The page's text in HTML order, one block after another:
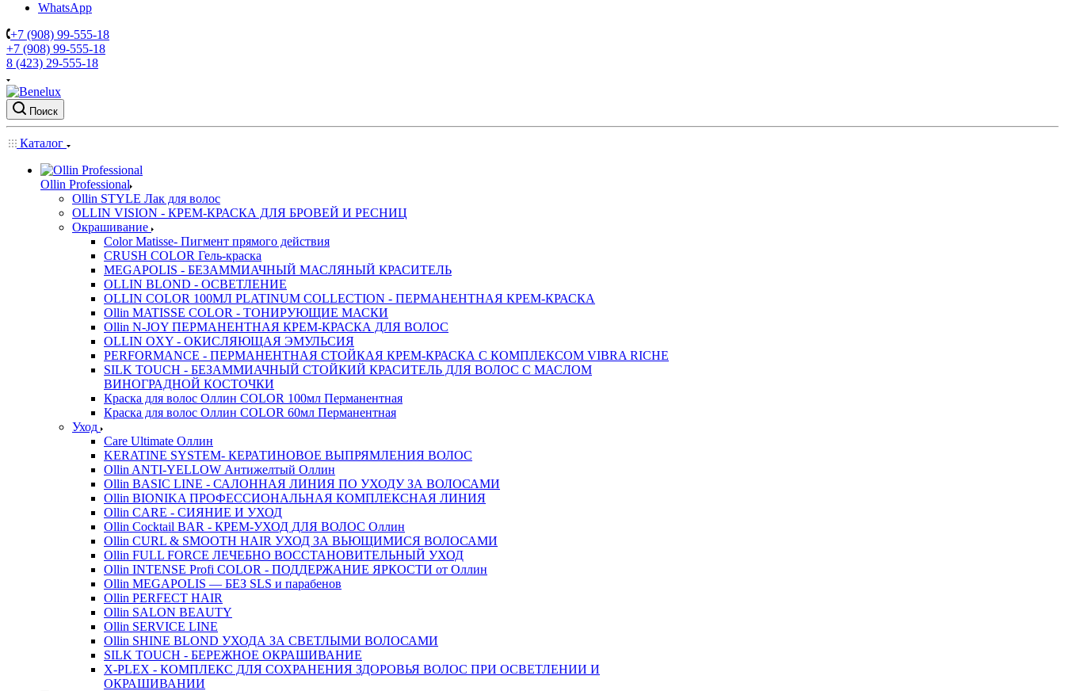
WhatsApp
+7 (908) 99-555-18
+7 (908) 99-555-18
8 (423) 29-555-18
Поиск
Каталог
Ollin Professional
Ollin STYLE Лак для волос
OLLIN VISION - КРЕМ-КРАСКА ДЛЯ БРОВЕЙ И РЕСНИЦ
Окрашивание
Color Matisse- Пигмент прямого действия
CRUSH COLOR Гель-краска
MEGAPOLIS - БЕЗАММИАЧНЫЙ МАСЛЯНЫЙ КРАСИТЕЛЬ
OLLIN BLOND - ОСВЕТЛЕНИЕ
OLLIN COLOR 100МЛ PLATINUM COLLECTION - ПЕРМАНЕНТНАЯ КРЕМ-КРАСКА
Ollin MATISSE COLOR - ТОНИРУЮЩИЕ МАСКИ
Ollin N-JOY ПЕРМАНЕНТНАЯ КРЕМ-КРАСКА ДЛЯ ВОЛОС
OLLIN OXY - ОКИСЛЯЮЩАЯ ЭМУЛЬСИЯ
PERFORMANCE - ПЕРМАНЕНТНАЯ СТОЙКАЯ КРЕМ-КРАСКА С КОМПЛЕКСОМ VIBRA RICHE
SILK TOUCH - БЕЗАММИАЧНЫЙ СТОЙКИЙ КРАСИТЕЛЬ ДЛЯ ВОЛОС С МАСЛОМ
ВИНОГРАДНОЙ КОСТОЧКИ
Краска для волос Оллин COLOR 100мл Перманентная
Краска для волос Оллин COLOR 60мл Перманентная
Уход
Care Ultimate Оллин
KERATINE SYSTEM- КЕРАТИНОВОЕ ВЫПРЯМЛЕНИЯ ВОЛОС
Ollin ANTI-YELLOW Антижелтый Оллин
Ollin BASIC LINE - САЛОННАЯ ЛИНИЯ ПО УХОДУ ЗА ВОЛОСАМИ
Ollin BIONIKA ПРОФЕССИОНАЛЬНАЯ КОМПЛЕКСНАЯ ЛИНИЯ
Ollin CARE - СИЯНИЕ И УХОД
Ollin Cocktail BAR - КРЕМ-УХОД ДЛЯ ВОЛОС Оллин
Ollin CURL & SMOOTH HAIR УХОД ЗА ВЬЮЩИМИСЯ ВОЛОСАМИ
Ollin FULL FORCE ЛЕЧЕБНО ВОССТАНОВИТЕЛЬНЫЙ УХОД
Ollin INTENSE Profi COLOR - ПОДДЕРЖАНИЕ ЯРКОСТИ от Оллин
Ollin MEGAPOLIS — БЕЗ SLS и парабенов
Ollin PERFECT HAIR
Ollin SALON BEAUTY
Ollin SERVICE LINE
Ollin SHINE BLOND УХОДА ЗА СВЕТЛЫМИ ВОЛОСАМИ
SILK TOUCH - БЕРЕЖНОЕ ОКРАШИВАНИЕ
X-PLEX - КОМПЛЕКС ДЛЯ СОХРАНЕНИЯ ЗДОРОВЬЯ ВОЛОС ПРИ ОСВЕТЛЕНИИ И
ОКРАШИВАНИИ